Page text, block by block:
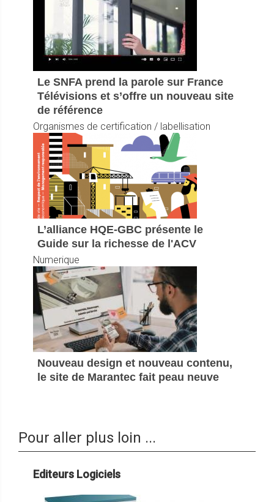
Le SNFA prend la parole sur France
Télévisions et s’offre un nouveau site
de référence
Organismes de certification / labellisation
L’alliance HQE-GBC présente le
Guide sur la richesse de l'ACV
Numerique
Nouveau design et nouveau contenu,
le site de Marantec fait peau neuve
Pour aller plus loin ...
Editeurs Logiciels